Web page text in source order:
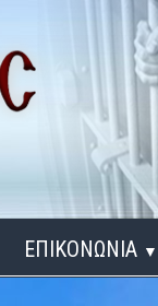
ΕΠΙΚΟΝΩΝΙΑ ▼